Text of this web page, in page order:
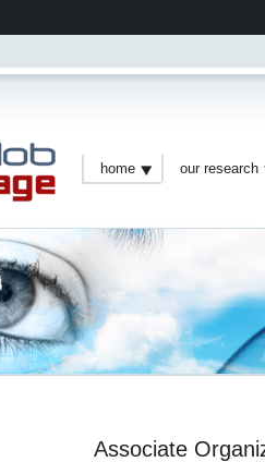
home our research
Associate